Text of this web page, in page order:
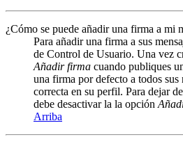
¿Cómo se puede añadir una firma a mi
Para añadir una firma a sus
de Control de Usuario. Una vez
Añadir firma cuando publiques
una firma por defecto a todos sus
correcta en su perfil. Para dejar
debe desactivar la la opción
Arriba